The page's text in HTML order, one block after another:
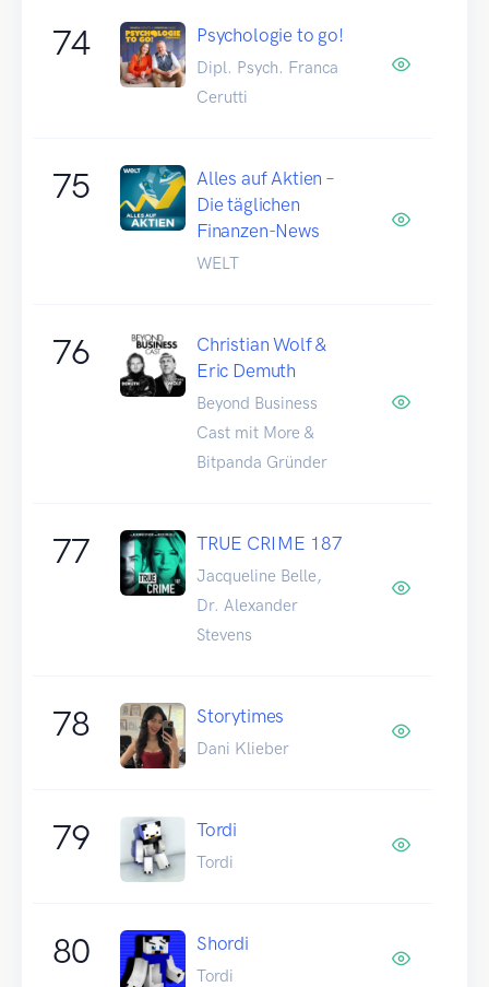
74 Psychologie to go!
Dipl. Psych. Franca
Cerutti
75
Alles auf Aktien –
Die täglichen
Finanzen-News
WELT
76
Christian Wolf &
Eric Demuth
Beyond Business
Cast mit More &
Bitpanda Gründer
77 TRUE CRIME 187
Jacqueline Belle,
Dr. Alexander
Stevens
78 Storytimes
Dani Klieber
79 Tordi
Tordi
80 Shordi
Tordi